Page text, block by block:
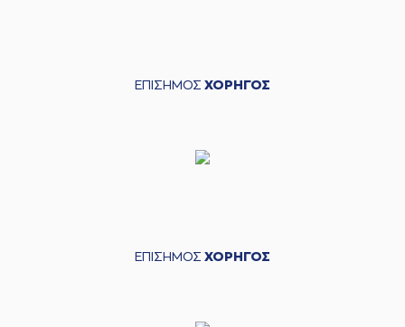
ΕΠΙΣΗΜΟΣ ΧΟΡΗΓΟΣ
ΕΠΙΣΗΜΟΣ ΧΟΡΗΓΟΣ